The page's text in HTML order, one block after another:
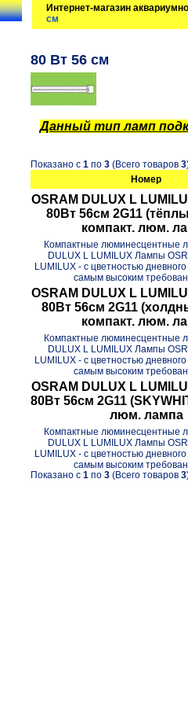
Интернет-магазин
см
80 Вт 56 см
Данный тип ламп
Показано с 1по 3(Всего товаров 3
Номер
OSRAM DULUX L
80Вт 56см 2G11
компакт. люм.
Компактные люминесцентные
DULUX L LUMILUX Лампы
LUMILUX - с цветностью
самым высоким
OSRAM DULUX L
80Вт 56см 2G11
компакт. люм.
Компактные люминесцентные
DULUX L LUMILUX Лампы
LUMILUX - с цветностью
самым высоким
OSRAM DULUX L
80Вт 56см 2G11
люм. лампа
Компактные люминесцентные
DULUX L LUMILUX Лампы
LUMILUX - с цветностью
самым высоким
Показано с 1по 3(Всего товаров 3